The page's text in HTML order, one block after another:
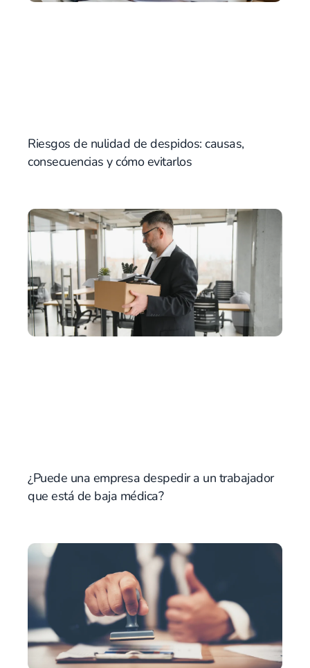
Riesgos de nulidad de despidos: causas,
consecuencias y cómo evitarlos
¿Puede una empresa despedir a un trabajador
que está de baja médica?